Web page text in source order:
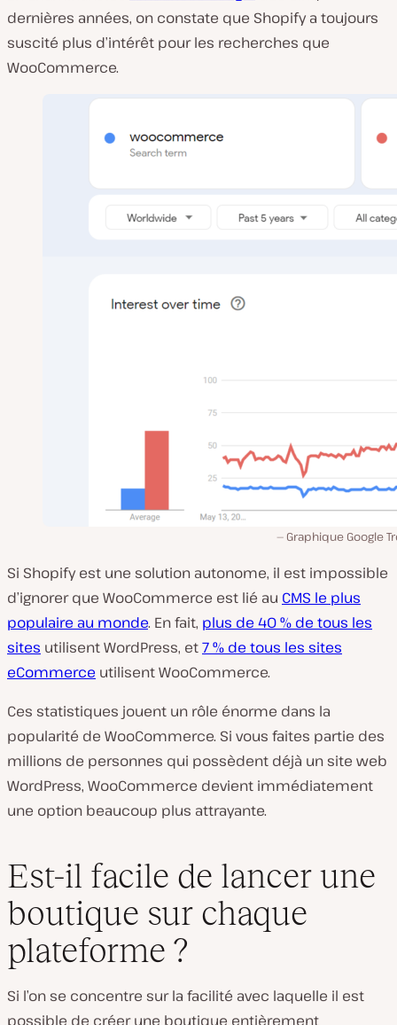
dernières années, on constate que Shopify a toujours
suscité plus d’intérêt pour les recherches que
WooCommerce.
Graphique Google
Si Shopify est une solution autonome, il est impossible
d’ignorer que WooCommerce est lié au CMS le plus
populaire au monde. En fait, plus de 40 % de tous les
sites utilisent WordPress, et7 % de tous les sites
eCommerce utilisent WooCommerce.
Ces statistiques jouent un rôle énorme dans la
popularité de WooCommerce. Si vous faites partie des
millions de personnes qui possèdent déjà un site web
WordPress, WooCommerce devient immédiatement
une option beaucoup plus attrayante.
Est-il facile de lancer une
boutique sur chaque
plateforme ?
Si l’on se concentre sur la facilité avec laquelle il est
possible de créer une boutique entièrement